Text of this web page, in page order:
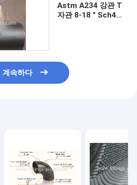
Astm A234 강관 T
자관 8-18 " Sch40
계속하다